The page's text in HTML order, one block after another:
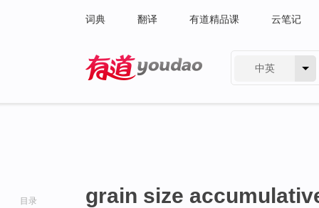
词典 翻译 有道精品课 云笔记
中英
目录 grain size